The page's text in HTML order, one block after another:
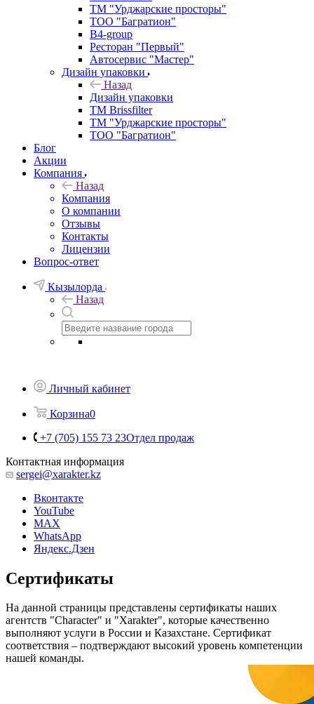
ТМ "Урджарские просторы"
ТОО "Багратион"
B4-group
Ресторан "Первый"
Автосервис "Мастер"
Дизайн упаковки
Назад
Дизайн упаковки
TM Brissfilter
ТМ "Урджарские просторы"
ТОО "Багратион"
Блог
Акции
Компания
Назад
Компания
О компании
Отзывы
Контакты
Лицензии
Вопрос-ответ
Кызылорда
Назад
Личный кабинет
Корзина0
+7 (705) 155 73 23Отдел продаж
Контактная информация
sergei@xarakter.kz
Вконтакте
YouTube
MAX
WhatsApp
Яндекс.Дзен
Сертификаты
На данной страницы представлены сертификаты наших
агентств "Character" и "Xarakter", которые качественно
выполняют услуги в России и Казахстане. Сертификат
соответствия – подтверждают высокий уровень компетенции
нашей команды.